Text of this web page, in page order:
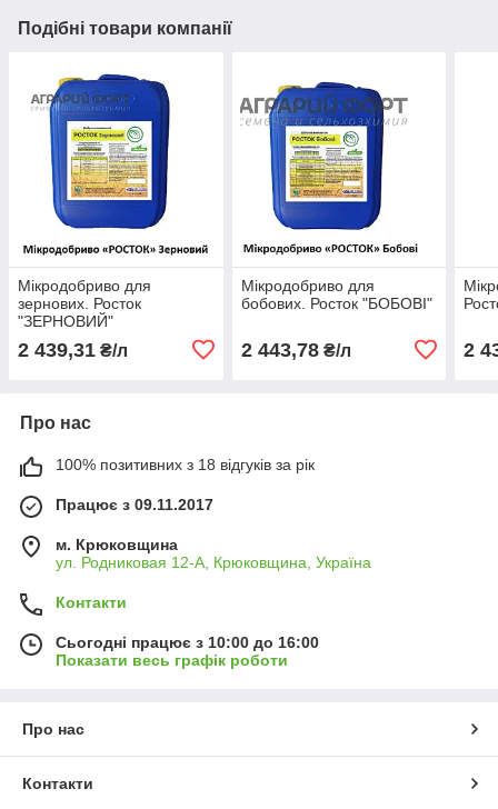
Подібні товари компанії
Мікродобриво для
зернових. Росток
"ЗЕРНОВИЙ"
2 439,31 ₴/л
Мікродобриво для
бобових. Росток "БОБОВІ"
2 443,78₴/л 2
Про нас
100% позитивних з 18 відгуків за рік
Працює з 09.11.2017
м. Крюковщина
ул. Родниковая 12-А, Крюковщина, Україна
Контакти
Сьогодні працює з 10:00 до 16:00
Показати весь графік роботи
Про нас
Контакти